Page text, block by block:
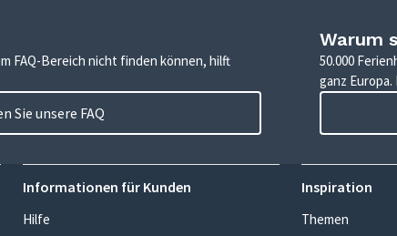
FAQ-Bereich nicht finden können, hilft
Sie unsere FAQ
Warum
50.000
ganz
Informationen für Kunden
Hilfe
Inspiration
Themen